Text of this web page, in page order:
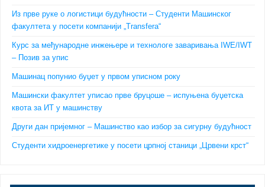
Из прве руке о логистици будућности – Студенти Машинског
факултета у посети компанији „Transfera“
Курс за међународне инжењере и технологе заваривања IWE/IWT
– Позив за упис
Машинац попунио буџет у првом уписном року
Машински факултет уписао прве бруцоше – испуњена буџетска
квота за ИТ у машинству
Други дан пријемног – Машинство као избор за сигурну будућност
Студенти хидроенергетике у посети црпној станици „Црвени крст“